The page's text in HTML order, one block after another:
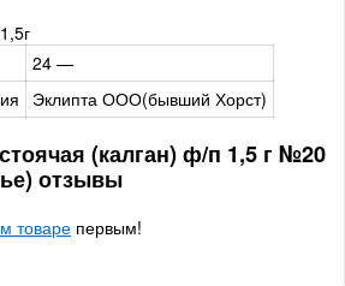
24 —
Эклипта ООО(бывший Хорст)
(калган) ф/п 1,5 г №20
отзывы
товаре первым!